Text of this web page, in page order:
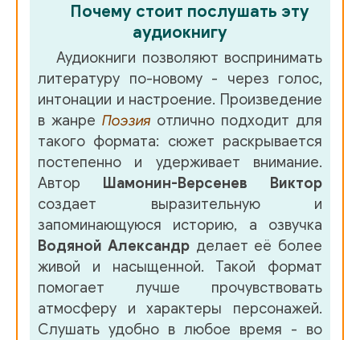
Почему стоит послушать эту
аудиокнигу
Аудиокниги позволяют воспринимать
литературу по-новому - через голос,
интонации и настроение. Произведение
в жанре Поэзия отлично подходит для
такого формата: сюжет раскрывается
постепенно и удерживает внимание.
Автор Шамонин-Версенев Виктор
создает выразительную и
запоминающуюся историю, а озвучка
Водяной Александрделает её более
живой и насыщенной. Такой формат
помогает лучше прочувствовать
атмосферу и характеры персонажей.
Слушать удобно в любое время - во